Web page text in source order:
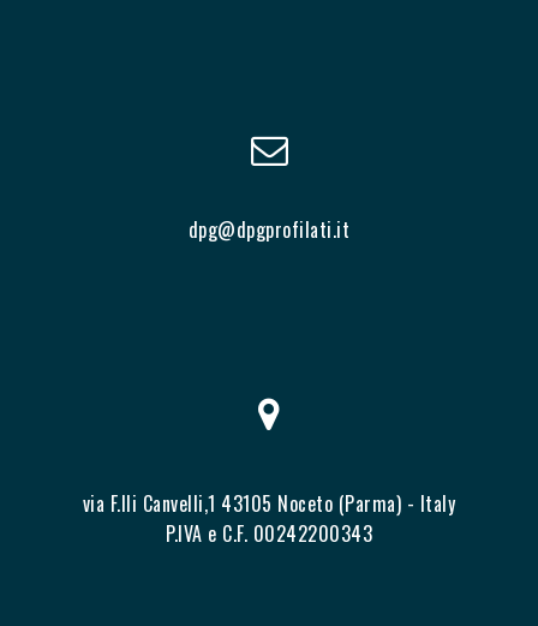
dpg@dpgprofilati.it
via F.lli Canvelli,1 43105 Noceto (Parma) - Italy
P.IVA e C.F. 00242200343